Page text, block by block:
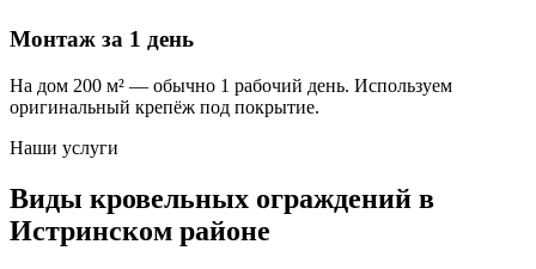
Монтаж за 1 день
На дом 200 м² — обычно 1 рабочий день. Используем
оригинальный крепёж под покрытие.
Наши услуги
Виды кровельных ограждений в
Истринском районе